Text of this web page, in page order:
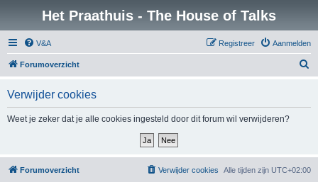
Het Praathuis - The House of Talks
V&A Aanmelden
Registreer
Forumoverzicht
Verwijder cookies
Weet je zeker dat je alle cookies ingesteld door dit forum wil verwijderen?
Forumoverzicht Alle tijden zijn UTC+02:00
Verwijder cookies